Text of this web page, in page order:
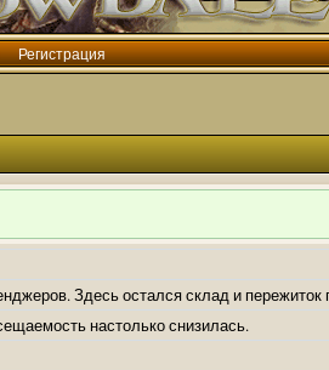
Регистрация
Здесь остался склад и
настолько снизилась.